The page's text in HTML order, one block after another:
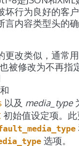
坏行为良好的客户
言内容类型头的
更改类似，通常
被修改为不再指
和
以及 media_type
初始值设定项。
选项。